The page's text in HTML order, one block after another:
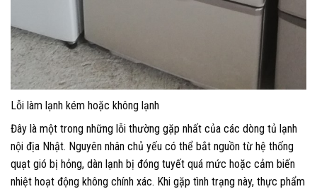
Lỗi làm lạnh kém hoặc không lạnh
Đây là một trong những lỗi thường gặp nhất của các dòng tủ lạnh
nội địa Nhật. Nguyên nhân chủ yếu có thể bắt nguồn từ hệ thống
quạt gió bị hỏng, dàn lạnh bị đóng tuyết quá mức hoặc cảm biến
nhiệt hoạt động không chính xác. Khi gặp tình trạng này, thực phẩm